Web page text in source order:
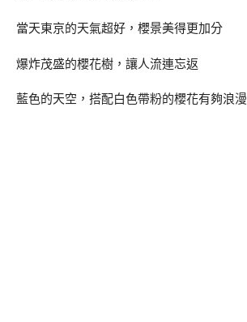
當天東京的天氣超好，櫻景美得更加分
爆炸茂盛的櫻花樹，讓人流連忘返
藍色的天空，搭配白色帶粉的櫻花有夠浪漫